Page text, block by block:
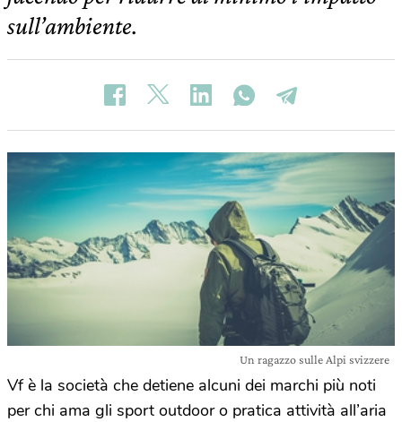
sull’ambiente.
Un ragazzo sulle Alpi svizzere
Vf è la società che detiene alcuni dei marchi più noti
per chi ama gli sport outdoor o pratica attività all’aria